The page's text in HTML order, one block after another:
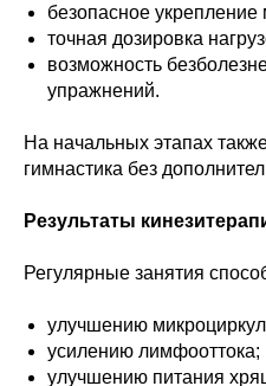
безопасное
точная дозировка
возможность
упражнений.
На начальных этапах
гимнастика без
Результаты
Регулярные занятия
улучшению
усилению лимфооттока;
улучшению питания